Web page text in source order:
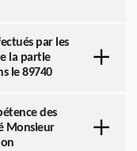
par les
la partie
le 89740
des
Monsieur